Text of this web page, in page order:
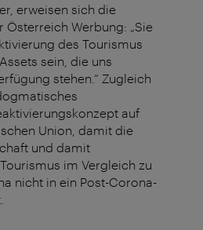
erweisen sich die
Österreich Werbung: „Sie
des Tourismus
sein, die uns
stehen.“ Zugleich
auf
Union, damit die
und damit
im Vergleich zu
nicht in ein Post-Corona-